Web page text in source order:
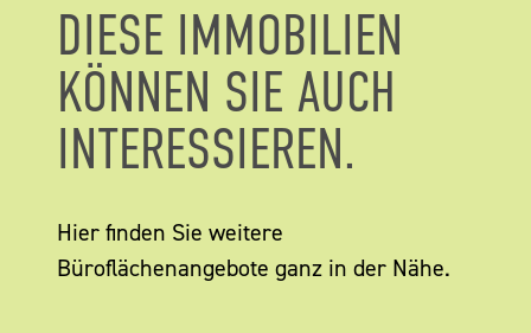
DIESE IMMOBILIEN
KÖNNEN SIE AUCH
INTERESSIEREN.
Hier finden Sie weitere
Büroflächenangebote ganz in der Nähe.